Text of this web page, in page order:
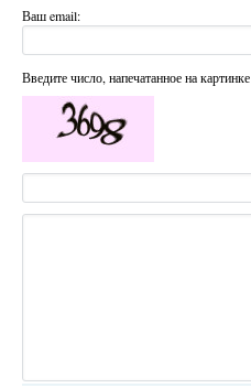
Ваш email:
Введите число, напечатанное на картинке